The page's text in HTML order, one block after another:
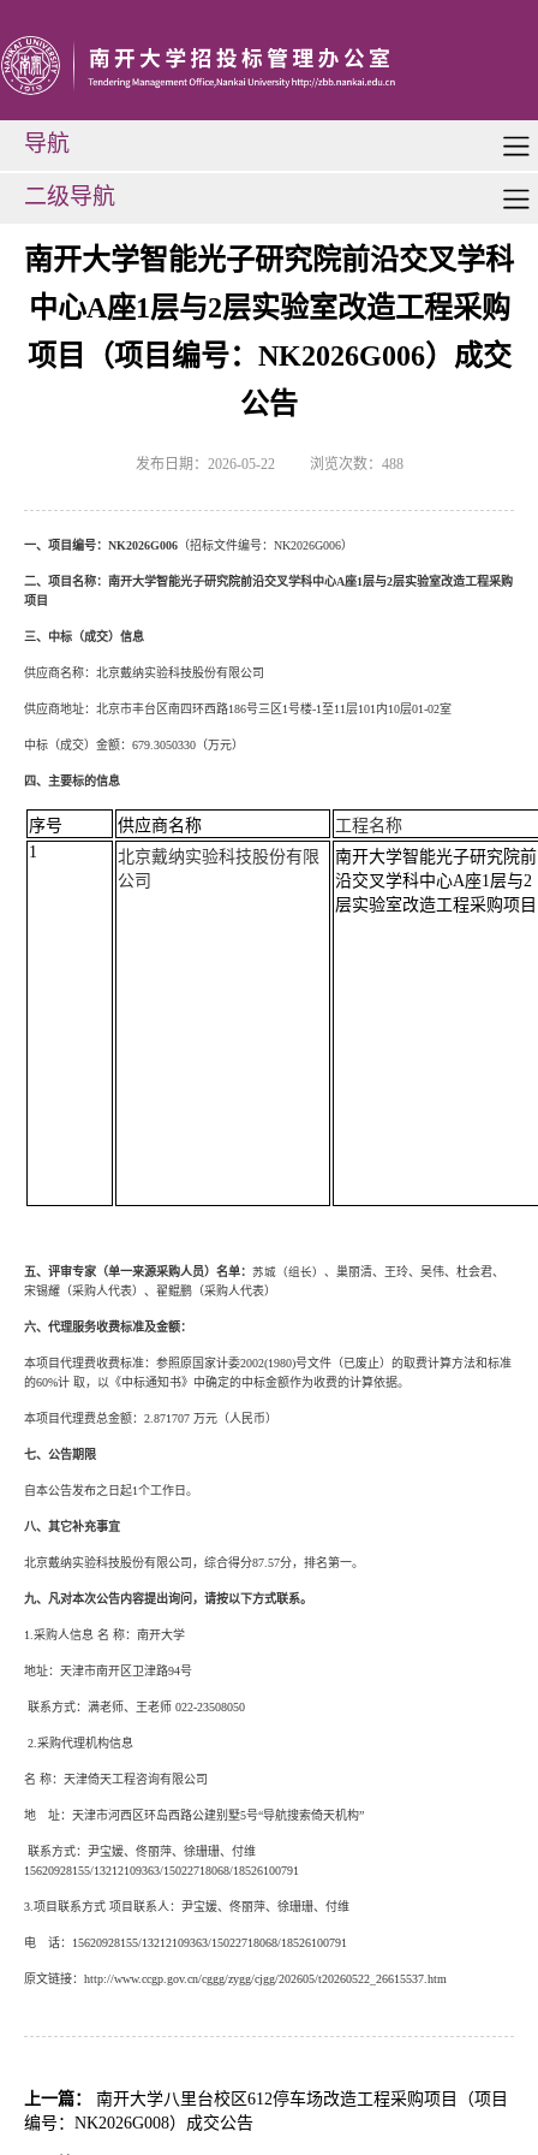
导航
二级导航
南开大学智能光子研究院前沿交叉学科
中心A座1层与2层实验室改造工程采购
项目（项目编号：NK2026G006）成交
公告
发布日期：2026-05-22 浏览次数： 488
一、项目编号：NK2026G006 （招标文件编号：NK2026G006）
二、项目名称：南开大学智能光子研究院前沿交叉学科中心A座1层与2层实验室改造工程采购
项目
三、中标（成交）信息
供应商名称：北京戴纳实验科技股份有限公司
供应商地址： 北京市丰台区南四环西路186号三区1号楼-1至11层101内10层01-02室
中标（成交）金额：679.3050330（万元）
四、主要标的信息
序号 供应商名称
工程名称
1
北京戴纳实验科技股份有限
公司
南开大学智能光子研究院前
沿交叉学科中心A座1层与2
层实验室改造工程采购项目
五、评审专家（单一来源采购人员）名单： 苏城（组长）、 巢丽清、王玲、吴伟、杜会君、
宋锡耀（采购人代表）、翟鲲鹏（采购人代表）
六、代理服务收费标准及金额：
本项目代理费收费标准：参照原国家计委2002(1980)号文件（已废止）的取费计算方法和标准
的60%计 取，以《中标通知书》中确定的中标金额作为收费的计算依据。
本项目代理费总金额：2.871707 万元（人民币）
七、公告期限
自本公告发布之日起1个工作日。
八、其它补充事宜
北京戴纳实验科技股份有限公司，综合得分87.57分，排名第一。
九、凡对本次公告内容提出询问，请按以下方式联系。
1.采购人信息 名 称：南开大学
地址：天津市南开区卫津路94号
联系方式：满老师、王老师 022-23508050
2.采购代理机构信息
名 称：天津倚天工程咨询有限公司
地 址：天津市河西区环岛西路公建别墅5号“导航搜索倚天机构”
联系方式：尹宝媛、佟丽萍、徐珊珊、付维
15620928155/13212109363/15022718068/18526100791
3.项目联系方式 项目联系人：尹宝媛、佟丽萍、徐珊珊、付维
电 话：15620928155/13212109363/15022718068/18526100791
原文链接：http://www.ccgp.gov.cn/cggg/zygg/cjgg/202605/t20260522_26615537.htm
上一篇：
南开大学八里台校区612停车场改造工程采购项目（项目
编号：NK2026G008）成交公告